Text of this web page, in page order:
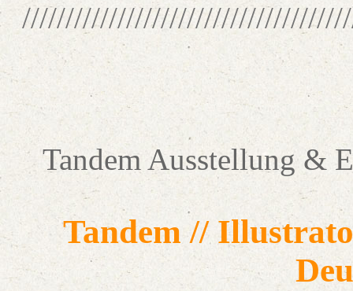
Tandem Ausstellung &
Tandem //